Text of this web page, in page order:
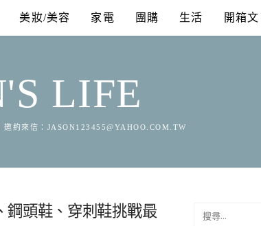
美妝/美容 家電 團購 生活 開箱文
LIFE
約來信： JASON123455@YAHOO.COM.TW
鋼頭鞋、穿刺鞋挑戰最